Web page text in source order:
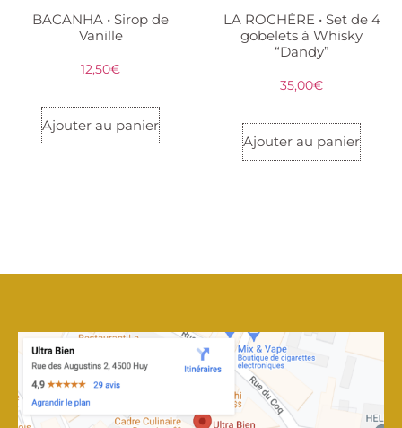
BACANHA • Sirop de
Vanille
12,50€
Ajouter au panier
LA ROCHÈRE • Set de 4
gobelets à Whisky
“Dandy”
35,00€
Ajouter au panier